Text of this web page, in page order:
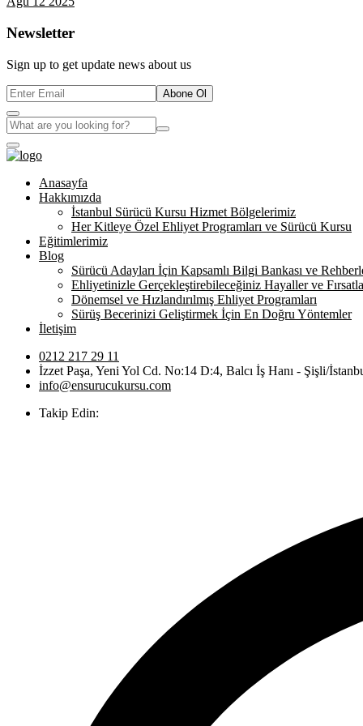
Newsletter
Sign up to get update news about us
Abone Ol
Anasayfa
Hakkımızda
İstanbul Sürücü Kursu Hizmet Bölgelerimiz
Her Kitleye Özel Ehliyet Programları ve Sürücü Kursu
Eğitimlerimiz
Blog
Sürücü Adayları İçin Kapsamlı Bilgi Bankası ve
Ehliyetinizle Gerçekleştirebileceğiniz Hayaller ve
Dönemsel ve Hızlandırılmış Ehliyet Programları
Sürüş Becerinizi Geliştirmek İçin En Doğru Yöntemler
İletişim
0212 217 29 11
İzzet Paşa, Yeni Yol Cd. No:14 D:4, Balcı İş Hanı - Şişli/
info@ensurucukursu.com
Takip Edin: